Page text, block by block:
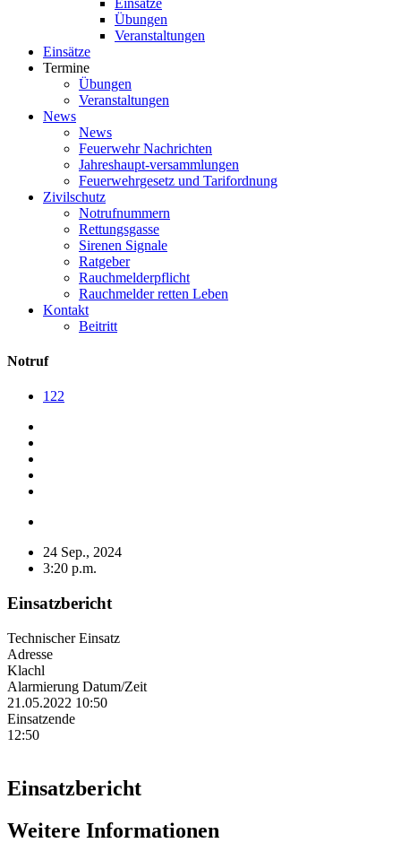
Übungen
Veranstaltungen
Einsätze
Termine
Übungen
Veranstaltungen
News
News
Feuerwehr Nachrichten
Jahreshaupt-versammlungen
Feuerwehrgesetz und Tarifordnung
Zivilschutz
Notrufnummern
Rettungsgasse
Sirenen Signale
Ratgeber
Rauchmelderpflicht
Rauchmelder retten Leben
Kontakt
Beitritt
Notruf
122
24 Sep., 2024
3:20 p.m.
Einsatzbericht
Technischer Einsatz
Adresse
Klachl
Alarmierung Datum/Zeit
21.05.2022 10:50
Einsatzende
12:50
Einsatzbericht
Weitere Informationen